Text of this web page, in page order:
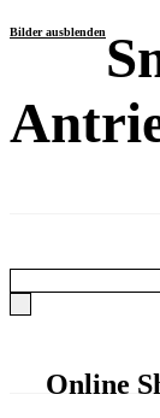
Bilder ausblenden
Online